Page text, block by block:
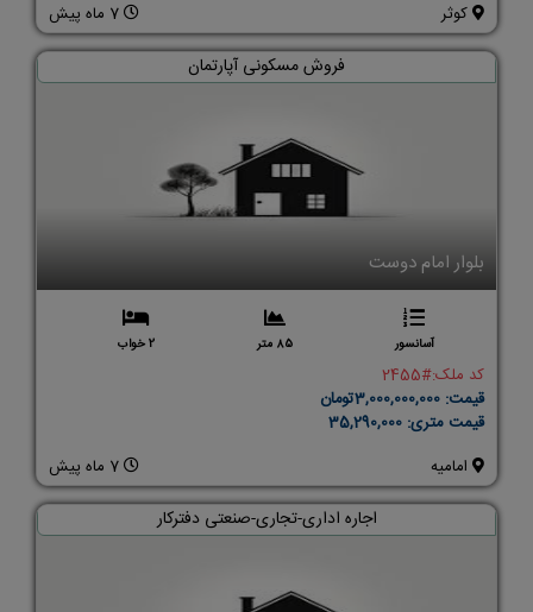
7 ماه پیش
کوثر
بلوار امام دوست
فروش مسکونی آپارتمان
آسانسور 85 متر 2 خواب
کد ملک:#2455
قیمت:
قیمت متری:
7 ماه پیش
امامیه
اجاره اداری-تجاری-صنعتی دفترکار